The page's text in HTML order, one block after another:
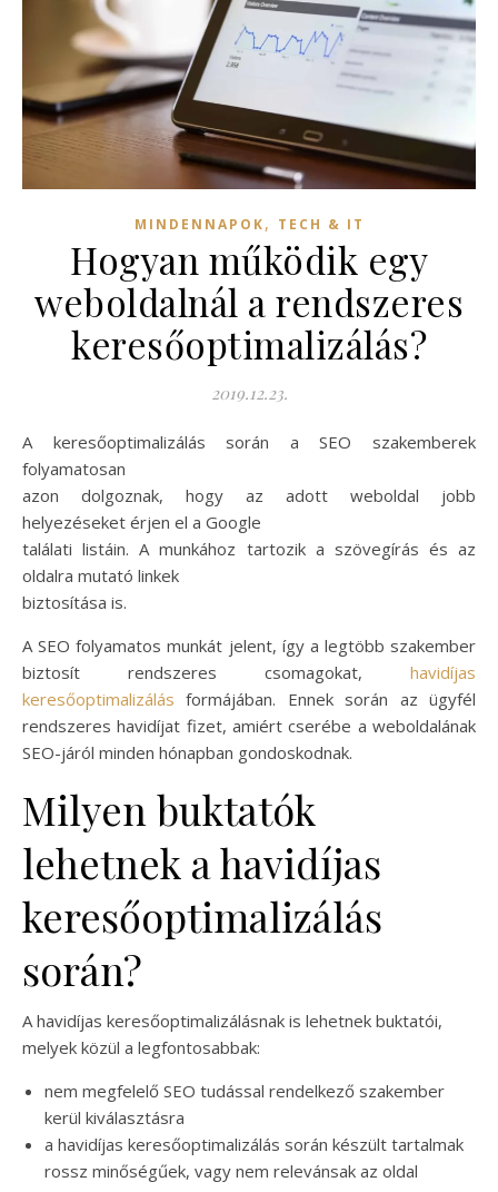
MINDENNAPOK, TECH & IT
Hogyan működik egy
weboldalnál a rendszeres
keresőoptimalizálás?
2019.12.23.
A keresőoptimalizálás során a SEO szakemberek
folyamatosan
azon dolgoznak, hogy az adott weboldal jobb
helyezéseket érjen el a Google
találati listáin. A munkához tartozik a szövegírás és az
oldalra mutató linkek
biztosítása is.
A SEO folyamatos munkát jelent, így a legtöbb szakember
biztosít rendszeres csomagokat, havidíjas
keresőoptimalizálás formájában. Ennek során az ügyfél
rendszeres havidíjat fizet, amiért cserébe a weboldalának
SEO-járól minden hónapban gondoskodnak.
Milyen buktatók
lehetnek a havidíjas
keresőoptimalizálás
során?
A havidíjas keresőoptimalizálásnak is lehetnek buktatói,
melyek közül a legfontosabbak:
nem megfelelő SEO tudással rendelkező szakember
kerül kiválasztásra
a havidíjas keresőoptimalizálás során készült tartalmak
rossz minőségűek, vagy nem relevánsak az oldal